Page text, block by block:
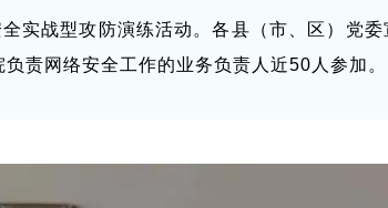
实战型攻防演练活动。各县（市、区）党
责网络安全工作的业务负责人近50人参加。